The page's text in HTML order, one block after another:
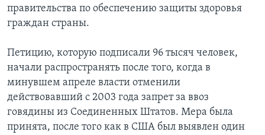
НЬЮ-ЙОРК NEW YORK
АМЕРИКА. БОЛЬШОЕ ПУТЕШЕСТВИЕ
ТЕСТЫ
ВИДЕО
ПОДПИСКА НА НОВОСТИ
Learning English
СОЦИАЛЬНЫЕ СЕТИ
правительства по обеспечению защиты здоровья
граждан страны.
Петицию, которую подписали 96 тысяч человек,
начали распространять после того, когда в
минувшем апреле власти отменили
действовавший с 2003 года запрет за ввоз
говядины из Соединенных Штатов. Мера была
принята, после того как в США был выявлен один